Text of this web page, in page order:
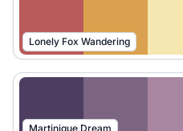
Lonely Fox Wandering
Martinique Dream